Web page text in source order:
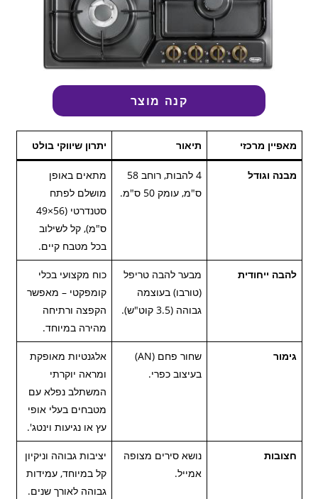
קנה מוצר
מאפיין מרכזי תיאור יתרון שיווקי בולט
מבנה וגודל
4 להבות, רוחב 58
ס"מ, עומק 50 ס"מ.
מתאים באופן
מושלם לפתח
סטנדרטי (56×49
ס"מ), קל לשילוב
בכל מטבח קיים.
להבה ייחודית
מבער להבה טריפל
(טורבו) בעוצמה
גבוהה (3.5 קוט"ש).
כוח מקצועי בכלי
קומפקטי – מאפשר
הקפצה ורתיחה
מהירה במיוחד.
גימור
שחור פחם (AN)
בעיצוב כפרי.
אלגנטיות מאופקת
ומראה יוקרתי
המשתלב נפלא עם
מטבחים בעלי אופי
עץ או נגיעות וינטג'.
חצובות
נושא סירים מצופה
אמייל.
יציבות גבוהה וניקיון
קל במיוחד, עמידות
גבוהה לאורך שנים.